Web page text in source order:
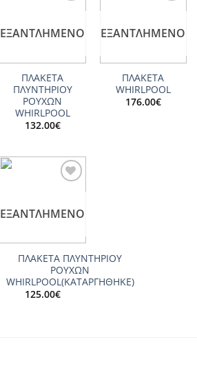
ΕΞΑΝΤΛΗΜΈΝΟ
ΠΛΑΚΕΤΑ
ΠΛΥΝΤΗΡΙΟΥ
ΡΟΥΧΩΝ
WHIRLPOOL
132.00€
ΕΞΑΝΤΛΗΜΈΝΟ
ΠΛΑΚΕΤΑ
WHIRLPOOL
176.00€
ΕΞΑΝΤΛΗΜΈΝΟ
ΠΛΑΚΕΤΑ ΠΛΥΝΤΗΡΙΟΥ
ΡΟΥΧΩΝ
WHIRLPOOL(ΚΑΤΑΡΓΗΘΗΚΕ)
125.00€